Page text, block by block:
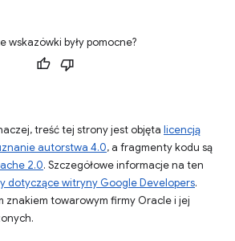
wskazówki były pomocne?
treść tej strony jest objęta licencją
autorstwa 4.0, a fragmenty kodu są
2.0. Szczegółowe informacje na ten
dotyczące witryny Google Developers.
znakiem towarowym firmy Oracle i jej